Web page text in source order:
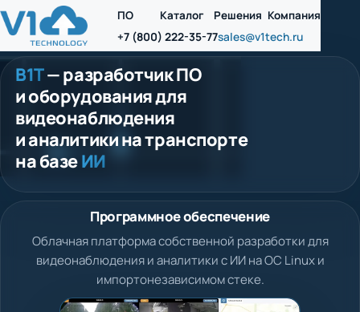
ПО Каталог Решения Компания
+7 (800) 222-35-77sales@v1tech.ru
В1Т— разработчик ПО
и оборудования для
видеонаблюдения
и аналитики на транспорте
на базеИИ
Программное обеспечение
Облачная платформа собственной разработки для
видеонаблюдения и аналитики с ИИ на ОС Linux и
импортонезависимом стеке.